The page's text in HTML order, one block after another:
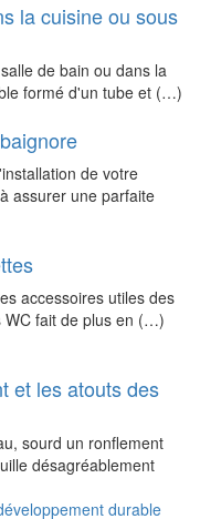
la cuisine ou sous
de bain ou dans la
formé d'un tube et (…)
de votre
assurer une parfaite
accessoires utiles des
WC fait de plus en (…)
et les atouts des
sourd un ronflement
désagréablement
durable